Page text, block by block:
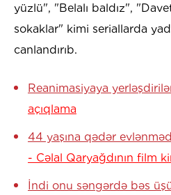
yüzlü", "Belalı baldız",
sokaklar" kimi seriallarda
canlandırıb.
Reanimasiyaya
açıqlama
44 yaşına qədər
- Cəlal Qaryağdının film
İndi onu səngərdə bəs